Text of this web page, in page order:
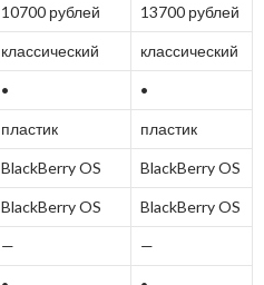
10700 рублей 13700 рублей
классический классический
• •
пластик пластик
BlackBerry OS BlackBerry OS
BlackBerry OS BlackBerry OS
— —